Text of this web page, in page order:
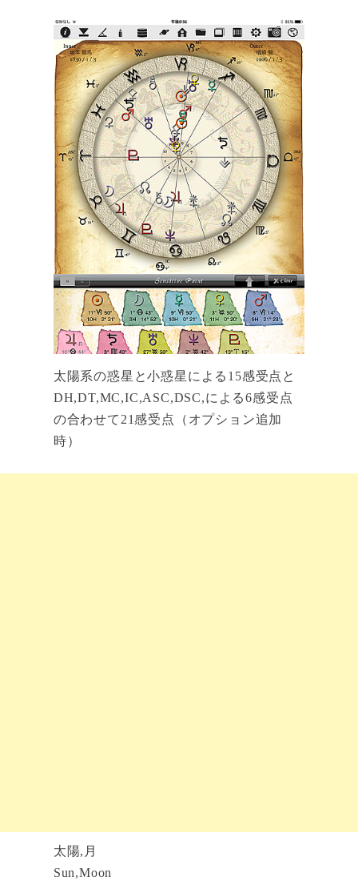
太陽系の惑星と小惑星による15感受点と
DH,DT,MC,IC,ASC,DSC,による6感受点
の合わせて21感受点（オプション追加
時）
太陽,月
Sun,Moon